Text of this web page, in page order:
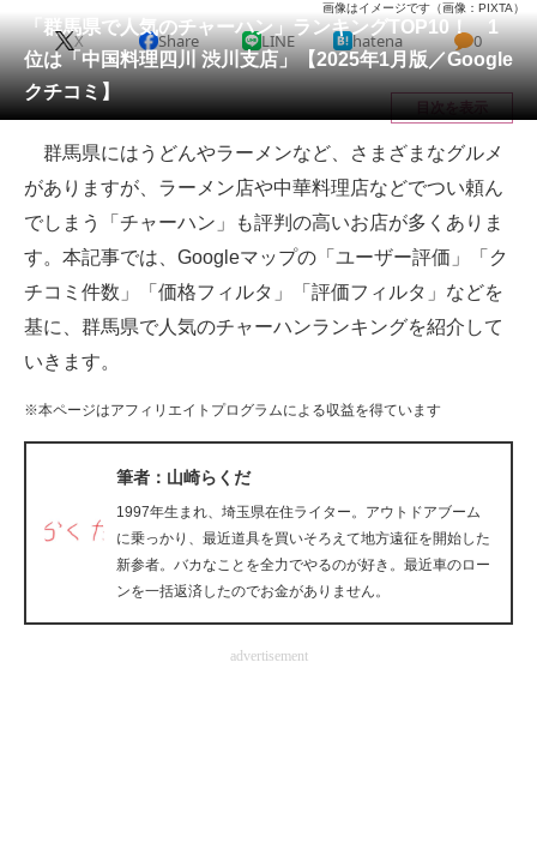
会員記事
メディア
注目記事を集めた総合ページ
ITの今と未来を見通す
スマホと通信の最新トレンド
進化するPCとデバイスの未来
好きが集まる 比べて選べる
企業ITのトレンドを詳説
経営リーダーのコミュニティ
マーケ×ITの今がよく分かる
「群馬県で人気のチャーハン」ランキングTOP10！ 1
位は「中国料理四川 渋川支店」【2025年1月版／Google
クチコミ】
画像はイメージです（画像：PIXTA）
X Share LINE hatena 0
目次を表示
群馬県にはうどんやラーメンなど、さまざまなグルメ
がありますが、ラーメン店や中華料理店などでつい頼ん
でしまう「チャーハン」も評判の高いお店が多くありま
す。本記事では、Googleマップの「ユーザー評価」「ク
チコミ件数」「価格フィルタ」「評価フィルタ」などを
基に、群馬県で人気のチャーハンランキングを紹介して
いきます。
※本ページはアフィリエイトプログラムによる収益を得ています
筆者：山崎らくだ
1997年生まれ、埼玉県在住ライター。アウトドアブーム
に乗っかり、最近道具を買いそろえて地方遠征を開始した
新参者。バカなことを全力でやるのが好き。最近車のロー
ンを一括返済したのでお金がありません。
advertisement